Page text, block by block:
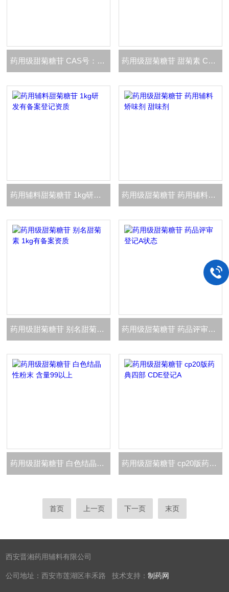
药用级甜菊糖苷 CAS号：57817-89-7 药用级甜菊糖苷 甜菊素 CDE备案登记A状态
药用辅料甜菊糖苷 1kg研发有备案登记资质 药用级甜菊糖苷 药用辅料矫味剂 甜味剂
药用级甜菊糖苷 别名甜菊素 1kg有备案资质 药用级甜菊糖苷 药品评审登记A状态
药用级甜菊糖苷 白色结晶性粉末 含量99以上 药用级甜菊糖苷 cp20版药典四部 CDE登记A
首页 上一页 下一页 末页
西安晋湘药用辅料有限公司
公司地址：西安市莲湖区丰禾路 技术支持：制药网